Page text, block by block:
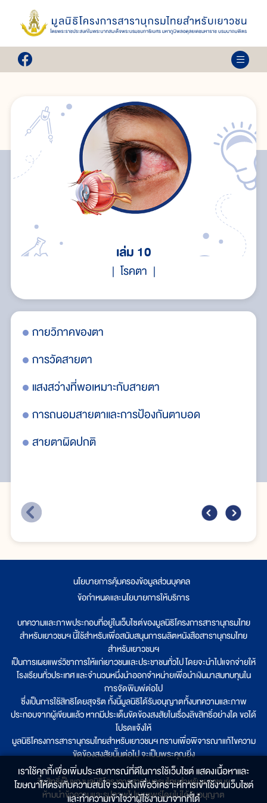
เล่ม 10
โรคตา
กายวิภาคของตา
การวัดสายตา
แสงสว่างที่พอเหมาะกับสายตา
การถนอมสายตาและการป้องกันตาบอด
สายตาผิดปกติ
นโยบายการคุ้มครองข้อมูลส่วนบุคคล
ข้อกำหนดและนโยบายการให้บริการ
บทความและภาพประกอบที่อยู่ในเว็บไซต์ของมูลนิธิโครงการสารานุกรมไทย
สำหรับเยาวชนฯ นี้ใช้สำหรับเพื่อสนับสนุนการผลิตหนังสือสารานุกรมไทย
สำหรับเยาวชนฯ
เป็นการเผยแพร่วิชาการให้แก่เยาวชนและประชาชนทั่วไป โดยจะนำไปแจกจ่ายให้
โรงเรียนทั่วประเทศ และจำนวนหนึ่งนำออกจำหน่ายเพื่อนำเงินมาสมทบทุนใน
การจัดพิมพ์ต่อไป
ซึ่งเป็นการใช้สิทธิโดยสุจริต ทั้งนี้มูลนิธิได้รับอนุญาตทั้งบทความและภาพ
ประกอบจากผู้เขียนแล้ว หากมีประเด็นขัดข้องสงสัยในเรื่องลิขสิทธิ์อย่างใด ขอได้
โปรดแจ้งให้
มูลนิธิโครงการสารานุกรมไทยสำหรับเยาวชนฯ ทราบเพื่อพิจารณาแก้ไขความ
ขัดข้องสงสัยนั้นต่อไป จะเป็นพระคุณยิ่ง
ลิขสิทธิ์เป็นของมูลนิธิโครงการสารานุกรมไทยสำหรับเยาวชนฯ
ห้ามนำข้อความและรูปภาพไปเผยแพร่โดยไม่ได้รับอนุญาต
เราใช้คุกกี้เพื่อเพิ่มประสบการณ์ที่ดีในการใช้เว็บไซต์ แสดงเนื้อหาและ
โฆษณาให้ตรงกับความสนใจ รวมถึงเพื่อวิเคราะห์การเข้าใช้งานเว็บไซต์
และทำความเข้าใจว่าผู้ใช้งานมาจากที่ใด๋